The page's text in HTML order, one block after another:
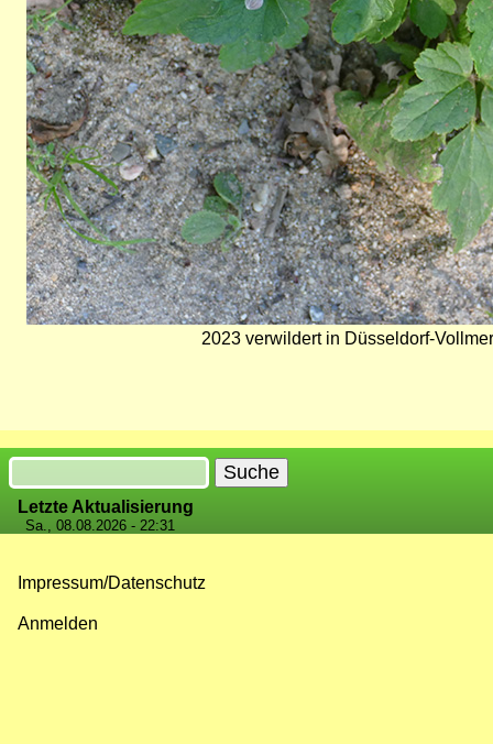
2023 verwildert in Düsseldorf-
Suche
Letzte Aktualisierung
Sa., 08.08.2026 - 22:31
Impressum/Datenschutz
Anmelden